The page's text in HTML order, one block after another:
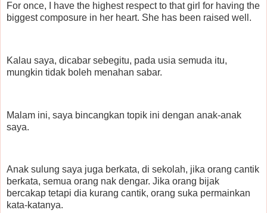
For once, I have the highest respect to that girl for having the
biggest composure in her heart. She has been raised well.
Kalau saya, dicabar sebegitu, pada usia semuda itu,
mungkin tidak boleh menahan sabar.
Malam ini, saya bincangkan topik ini dengan anak-anak
saya.
Anak sulung saya juga berkata, di sekolah, jika orang cantik
berkata, semua orang nak dengar. Jika orang bijak
bercakap tetapi dia kurang cantik, orang suka permainkan
kata-katanya.